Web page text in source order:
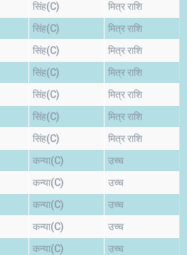
सिंह(C) मित्र राशि
सिंह(C) मित्र राशि
सिंह(C) मित्र राशि
सिंह(C) मित्र राशि
सिंह(C) मित्र राशि
सिंह(C) मित्र राशि
सिंह(C) मित्र राशि
कन्या(C) उच्च
कन्या(C) उच्च
कन्या(C) उच्च
कन्या(C) उच्च
कन्या(C) उच्च